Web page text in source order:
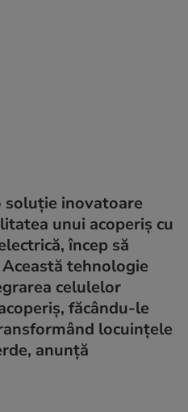
inovatoare
unui acoperiş cu
încep să
tehnologie
celulelor
făcându-le
locuinţele
anunță